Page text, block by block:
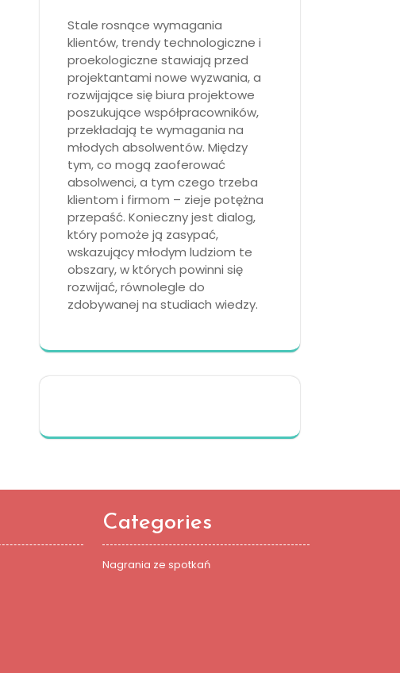
Stale rosnące wymagania
klientów, trendy technologiczne i
proekologiczne stawiają przed
projektantami nowe wyzwania, a
rozwijające się biura projektowe
poszukujące współpracowników,
przekładają te wymagania na
młodych absolwentów. Między
tym, co mogą zaoferować
absolwenci, a tym czego trzeba
klientom i firmom – zieje potężna
przepaść. Konieczny jest dialog,
który pomoże ją zasypać,
wskazujący młodym ludziom te
obszary, w których powinni się
rozwijać, równolegle do
zdobywanej na studiach wiedzy.
Categories
Nagrania ze spotkań